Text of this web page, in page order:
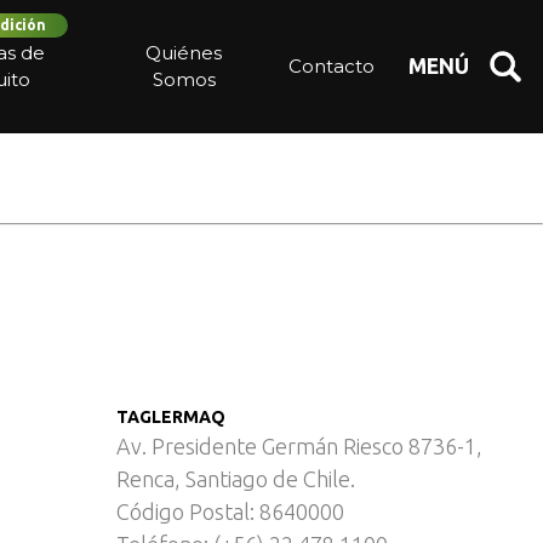
de
Quiénes
Somos
Contacto MENÚ
– Hortofrutícola
TAGLERMAQ
Av. Presidente Germán Riesco 8736-1,
Renca, Santiago de Chile.
Código Postal: 8640000